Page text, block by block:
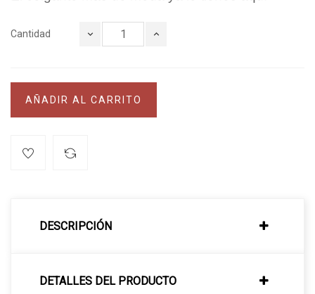
Cantidad
AÑADIR AL CARRITO
DESCRIPCIÓN
DETALLES DEL PRODUCTO